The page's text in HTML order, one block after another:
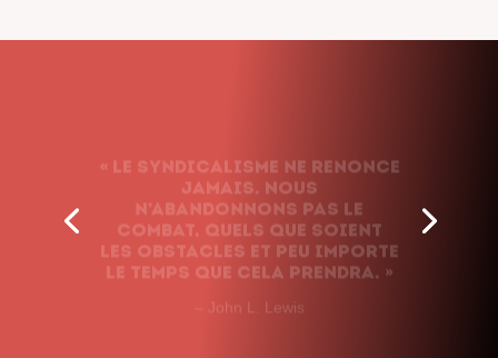
jamais. Nous
n’abandonnons pas le
combat, quels que soient
les obstacles et peu importe
le temps que cela prendra. »